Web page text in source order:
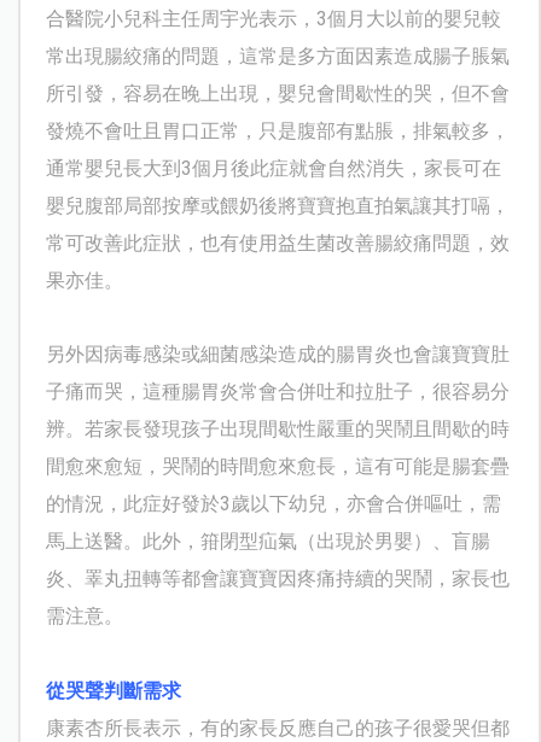
合醫院小兒科主任周宇光表示，3個月大以前的嬰兒較
常出現腸絞痛的問題，這常是多方面因素造成腸子脹氣
所引發，容易在晚上出現，嬰兒會間歇性的哭，但不會
發燒不會吐且胃口正常，只是腹部有點脹，排氣較多，
通常嬰兒長大到3個月後此症就會自然消失，家長可在
嬰兒腹部局部按摩或餵奶後將寶寶抱直拍氣讓其打嗝，
常可改善此症狀，也有使用益生菌改善腸絞痛問題，效
果亦佳。
另外因病毒感染或細菌感染造成的腸胃炎也會讓寶寶肚
子痛而哭，這種腸胃炎常會合併吐和拉肚子，很容易分
辨。若家長發現孩子出現間歇性嚴重的哭鬧且間歇的時
間愈來愈短，哭鬧的時間愈來愈長，這有可能是腸套疊
的情況，此症好發於3歲以下幼兒，亦會合併嘔吐，需
馬上送醫。此外，箝閉型疝氣（出現於男嬰）、盲腸
炎、睪丸扭轉等都會讓寶寶因疼痛持續的哭鬧，家長也
需注意。
從哭聲判斷需求
康素杏所長表示，有的家長反應自己的孩子很愛哭但都